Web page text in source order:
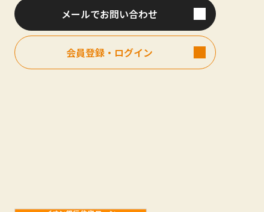
メールでお問い合わせ
会員登録・ログイン